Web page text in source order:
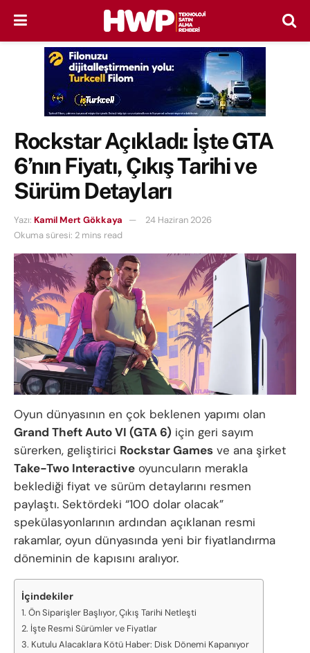
Rockstar Açıkladı: İşte GTA
6’nın Fiyatı, Çıkış Tarihi ve
Sürüm Detayları
Yazı: Kamil Mert Gökkaya
24 Haziran 2026
Okuma süresi: 2 mins read
Oyun dünyasının en çok beklenen yapımı olan
Grand Theft Auto VI (GTA 6) için geri sayım
sürerken, geliştirici Rockstar Games ve ana şirket
Take-Two Interactive oyuncuların merakla
beklediği fiyat ve sürüm detaylarını resmen
paylaştı. Sektördeki “100 dolar olacak”
spekülasyonlarının ardından açıklanan resmi
rakamlar, oyun dünyasında yeni bir fiyatlandırma
döneminin de kapısını aralıyor.
İçindekiler
Ön Siparişler Başlıyor, Çıkış Tarihi Netleşti
İşte Resmi Sürümler ve Fiyatlar
Kutulu Alacaklara Kötü Haber: Disk Dönemi Kapanıyor